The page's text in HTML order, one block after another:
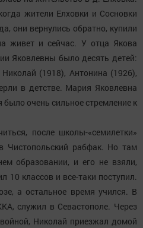
жители Елховки и Сосновки
они вернулись обратно, купили
живет и сейчас. У отца Якова
Яковлевны было десять детей:
(1918), Антонина (1926),
в детстве. Мария Яковлевна
очень сильное стремление к
после школы-«семилетки»
Чистопольский рабфак. Но там
образовании, и его не взяли,
10 классов и все-таки поступил.
а остальное время учился. В
служил в Севастополе. Через
Николай приезжал домой